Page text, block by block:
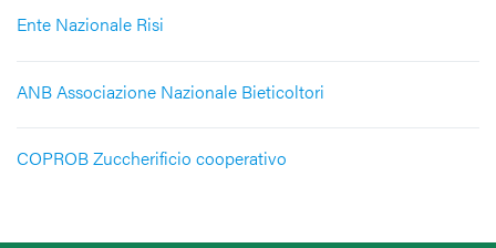
Ente Nazionale Risi
ANB Associazione Nazionale Bieticoltori
COPROB Zuccherificio cooperativo